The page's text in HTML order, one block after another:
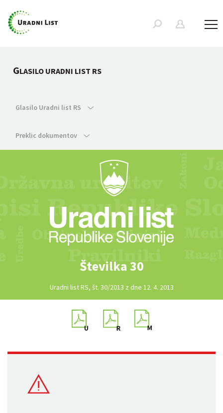
GLASILO URADNI LIST RS
Glasilo Uradni list RS
Preklic dokumentov
Številka 30
Uradni list RS, št. 30/2013 z dne 12. 4. 2013